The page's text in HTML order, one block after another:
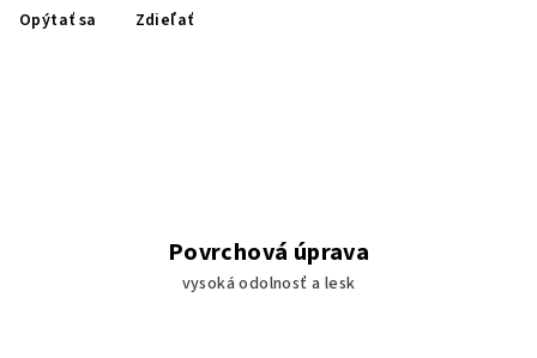
Opýtať sa Zdieľať
Povrchová úprava
vysoká odolnosť a lesk